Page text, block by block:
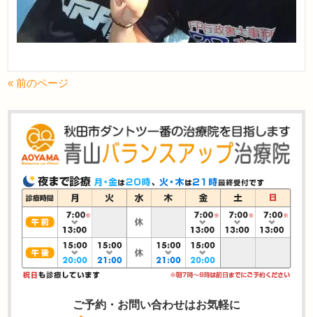
« 前のページ
ご予約・お問い合わせはお気軽に